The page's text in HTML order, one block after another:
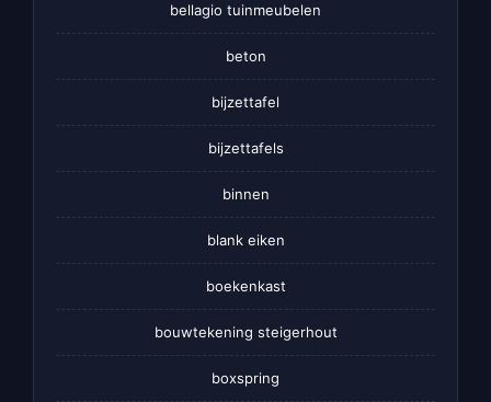
bellagio tuinmeubelen
beton
bijzettafel
bijzettafels
binnen
blank eiken
boekenkast
bouwtekening steigerhout
boxspring